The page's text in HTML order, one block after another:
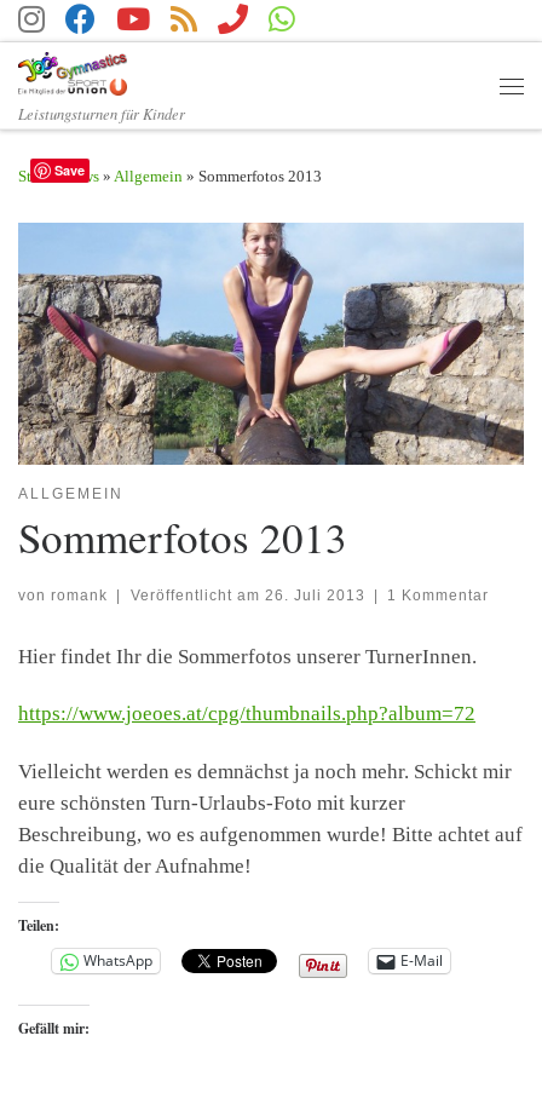
Zum Inhalt springen
Leistungsturnen für Kinder
Start » News » Allgemein » Sommerfotos 2013
ALLGEMEIN
Sommerfotos 2013
von romank Veröffentlicht am 26. Juli 2013 1 Kommentar
Hier findet Ihr die Sommerfotos unserer TurnerInnen.
https://www.joeoes.at/cpg/thumbnails.php?album=72
Vielleicht werden es demnächst ja noch mehr. Schickt mir
eure schönsten Turn-Urlaubs-Foto mit kurzer
Beschreibung, wo es aufgenommen wurde! Bitte achtet auf
die Qualität der Aufnahme!
Teilen:
WhatsApp
E-Mail
Gefällt mir:
Save